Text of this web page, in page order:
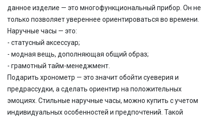
данное изделие — это многофункциональный прибор. Он не
только позволяет увереннее ориентироваться во времени.
Наручные часы — это:
- статусный аксессуар;
- модная вещь, дополняющая общий образ;
- грамотный тайм-менеджмент.
Подарить хронометр — это значит обойти суеверия и
предрассудки, а сделать ориентир на положительных
эмоциях. Стильные наручные часы, можно купить с учетом
индивидуальных особенностей и предпочтений. Такой